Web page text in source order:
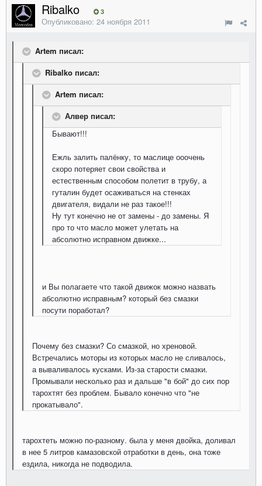
Ribalko 3
Опубликовано: 24 ноября 2011
Artem писал:
Ribalko писал:
Artem писал:
Алвер писал:
Бывают!!!
Ежль залить палёнку, то маслице ооочень
скоро потеряет свои свойства и
естественным способом полетит в трубу, а
гуталин будет осаживаться на стенках
двигателя, видали не раз такое!!!
Ну тут конечно не от замены - до замены. Я
про то что масло может улетать на
абсолютно исправном движке...
и Вы полагаете что такой движок можно назвать
абсолютно исправным? который без смазки
посути поработал?
Почему без смазки? Со смазкой, но хреновой.
Встречались моторы из которых масло не сливалось,
а вываливалось кусками. Из-за старости смазки.
Промывали несколько раз и дальше "в бой" до сих пор
тарохтят без проблем. Бывало конечно что "не
прокатывало".
тароxтеть можно по-разному. была у меня двойка, доливал
в нее 5 литров камазовской отработки в день, она тоже
ездила, никогда не подводила.